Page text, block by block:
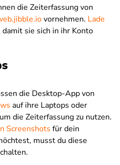
die Zeiterfassung von
vornehmen. Lade
damit sie sich in ihr Konto
die Desktop-App von
auf ihre Laptops oder
die Zeiterfassung zu nutzen.
Screenshots für dein
musst du diese